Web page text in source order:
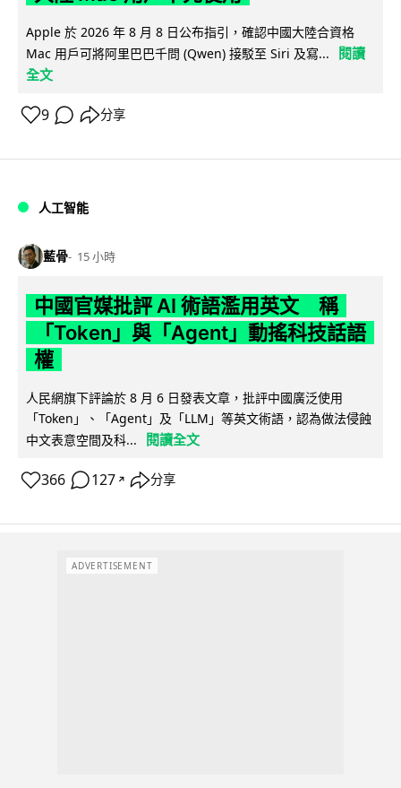
Apple 於 2026 年 8 月 8 日公布指引，確認中國大陸合資格
Mac 用戶可將阿里巴巴千問 (Qwen) 接駁至 Siri 及寫...
閱讀
全文
9 分享
人工智能
藍骨 15 小時
中國官媒批評 AI 術語濫用英文 稱
「Token」與「Agent」動搖科技話語
權
人民網旗下評論於 8 月 6 日發表文章，批評中國廣泛使用
「Token」、「Agent」及「LLM」等英文術語，認為做法侵蝕
中文表意空間及科...
閱讀全文
366 127 ↗ 分享
ADVERTISEMENT